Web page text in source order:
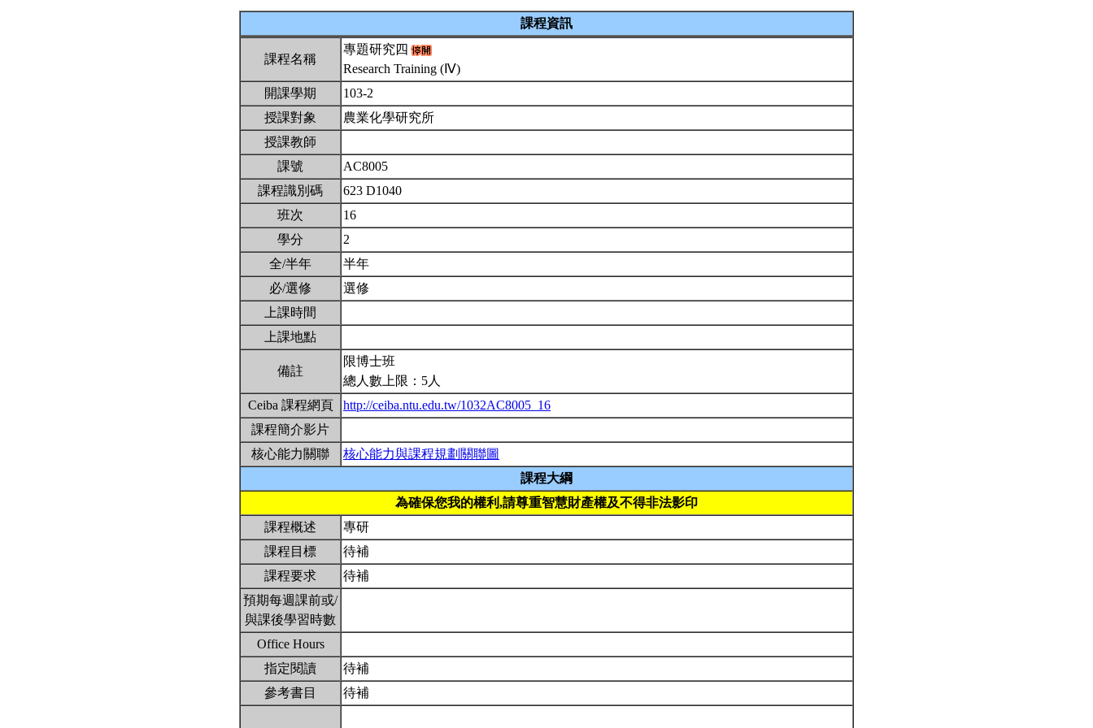
課程資訊
課程名稱
專題研究四
Research Training (Ⅳ)
開課學期
103-2
授課對象
農業化學研究所
授課教師
課號
AC8005
課程識別碼
623 D1040
班次
16
學分
2
全/半年
半年
必/選修
選修
上課時間
上課地點
備註
限博士班
總人數上限：5人
Ceiba 課程網頁
http://ceiba.ntu.edu.tw/1032AC8005_16
課程簡介影片
核心能力關聯
核心能力與課程規劃關聯圖
課程大綱
為確保您我的權利,請尊重智慧財產權及不得非法影印
課程概述
專研
課程目標
待補
課程要求
待補
預期每週課前或/
與課後學習時數
Office Hours
指定閱讀
待補
參考書目
待補